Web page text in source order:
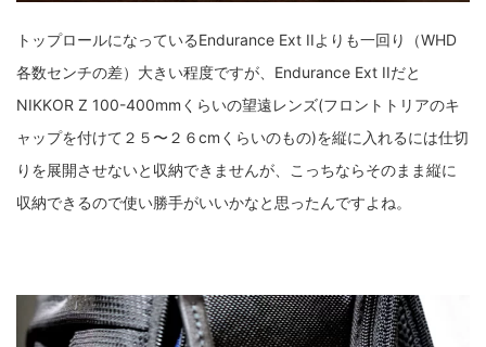
トップロールになっているEndurance Ext IIよりも一回り（WHD
各数センチの差）大きい程度ですが、Endurance Ext IIだと
NIKKOR Z 100-400mmくらいの望遠レンズ(フロントトリアのキ
ャップを付けて２５〜２６cmくらいのもの)を縦に入れるには仕切
りを展開させないと収納できませんが、こっちならそのまま縦に
収納できるので使い勝手がいいかなと思ったんですよね。